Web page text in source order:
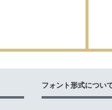
フォント形式につい